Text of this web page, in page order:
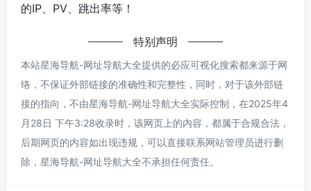
的IP、PV、跳出率等！
特别声明
本站星海导航-网址导航大全提供的必应可视化搜索都来源于网
络，不保证外部链接的准确性和完整性，同时，对于该外部链
接的指向，不由星海导航-网址导航大全实际控制，在2025年4
月28日 下午3:28收录时，该网页上的内容，都属于合规合法，
后期网页的内容如出现违规，可以直接联系网站管理员进行删
除，星海导航-网址导航大全不承担任何责任。